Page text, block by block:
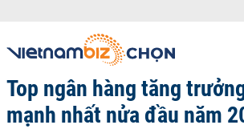
Top ngân hàng tăng
mạnh nhất nửa đầu năm